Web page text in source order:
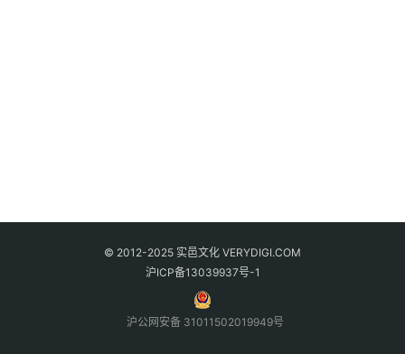
© 2012-2025 实邑文化 VERYDIGI.COM
沪ICP备13039937号-1
沪公网安备 31011502019949号